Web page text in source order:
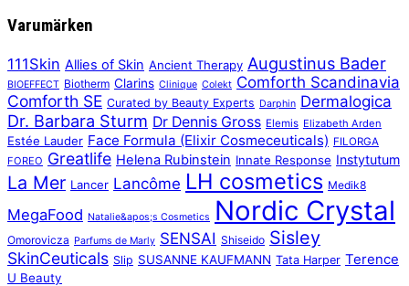
Varumärken
111Skin Allies of Skin Ancient Therapy Augustinus Bader
BIOEFFECT Biotherm Clarins Clinique Colekt Comforth Scandinavia
Comforth SE Curated by Beauty Experts Darphin Dermalogica
Dr. Barbara Sturm Dr Dennis Gross Elemis Elizabeth Arden
Estée Lauder Face Formula (Elixir Cosmeceuticals) FILORGA
FOREO Greatlife Helena Rubinstein Innate Response Instytutum
La Mer Lancer Lancôme LH cosmetics Medik8
MegaFood Natalie&apos;s Cosmetics Nordic Crystal
Omorovicza Parfums de Marly SENSAI Shiseido Sisley
SkinCeuticals Slip SUSANNE KAUFMANN Tata Harper Terence
U Beauty